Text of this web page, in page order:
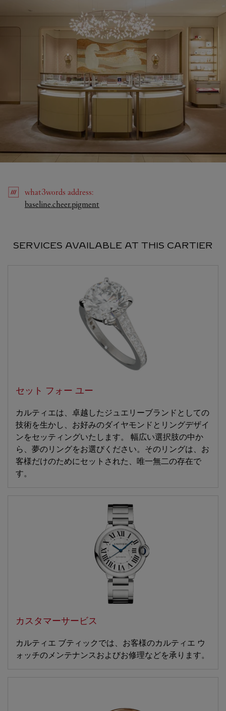
what3words address:
baseline.cheer.pigment
SERVICES AVAILABLE AT THIS CARTIER
セット フォー ユー
カルティエは、卓越したジュエリーブランドとしての
技術を生かし、お好みのダイヤモンドとリングデザイ
ンをセッティングいたします。 幅広い選択肢の中か
ら、夢のリングをお選びください。そのリングは、お
客様だけのためにセットされた、唯一無二の存在で
す。
カスタマーサービス
カルティエ ブティックでは、お客様のカルティエ ウ
ォッチのメンテナンスおよびお修理などを承ります。